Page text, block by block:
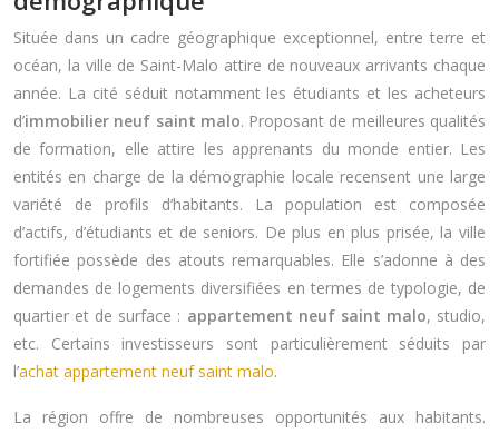
Située dans un cadre géographique exceptionnel, entre terre et
océan, la ville de Saint-Malo attire de nouveaux arrivants chaque
année. La cité séduit notamment les étudiants et les acheteurs
d’immobilier neuf saint malo. Proposant de meilleures qualités
de formation, elle attire les apprenants du monde entier. Les
entités en charge de la démographie locale recensent une large
variété de profils d’habitants. La population est composée
d’actifs, d’étudiants et de seniors. De plus en plus prisée, la ville
fortifiée possède des atouts remarquables. Elle s’adonne à des
demandes de logements diversifiées en termes de typologie, de
quartier et de surface : appartement neuf saint malo, studio,
etc. Certains investisseurs sont particulièrement séduits par
l’achat appartement neuf saint malo.
La région offre de nombreuses opportunités aux habitants.